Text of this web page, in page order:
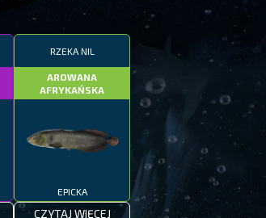
RZEKA NIL
AROWANA
AFRYKAŃSKA
EPICKA
CZYTAJ WIĘCEJ